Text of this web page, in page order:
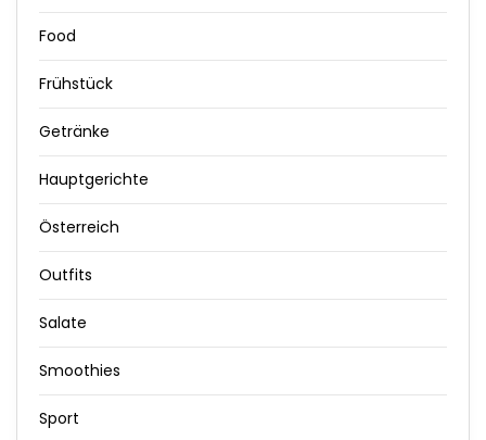
Food
Frühstück
Getränke
Hauptgerichte
Österreich
Outfits
Salate
Smoothies
Sport